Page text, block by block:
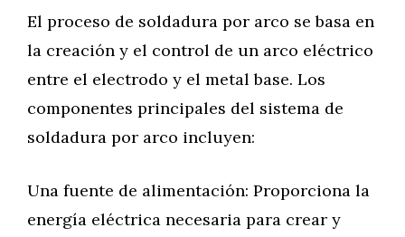
El proceso de soldadura por arco se basa en
la creación y el control de un arco eléctrico
entre el electrodo y el metal base. Los
componentes principales del sistema de
soldadura por arco incluyen:
Una fuente de alimentación: Proporciona la
energía eléctrica necesaria para crear y